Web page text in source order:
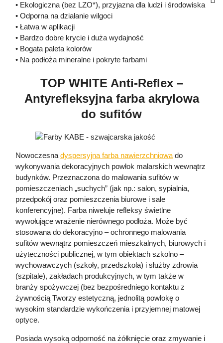
• Ekologiczna (bez LZO*), przyjazna dla ludzi i środowiska
• Odporna na działanie wilgoci
• Łatwa w aplikacji
• Bardzo dobre krycie i duża wydajność
• Bogata paleta kolorów
• Na podłoża mineralne i pokryte farbami
TOP WHITE Anti-Reflex –
Antyrefleksyjna farba akrylowa
do sufitów
Nowoczesnadyspersyjna farba nawierzchniowa do
wykonywania dekoracyjnych powłok malarskich wewnątrz
budynków. Przeznaczona do malowania sufitów w
pomieszczeniach „suchych” (jak np.: salon, sypialnia,
przedpokój oraz pomieszczenia biurowe i sale
konferencyjne). Farba niweluje refleksy świetlne
wywołujące wrażenie nierównego podłoża. Może być
stosowana do dekoracyjno – ochronnego malowania
sufitów wewnątrz pomieszczeń mieszkalnych, biurowych i
użyteczności publicznej, w tym obiektach szkolno –
wychowawczych (szkoły, przedszkola) i służby zdrowia
(szpitale), zakładach produkcyjnych, w tym także w
branży spożywczej (bez bezpośredniego kontaktu z
żywnością Tworzy estetyczną, jednolitą powłokę o
wysokim standardzie wykończenia i przyjemnej matowej
optyce.
Posiada wysoką odporność na żółknięcie oraz zmywanie i